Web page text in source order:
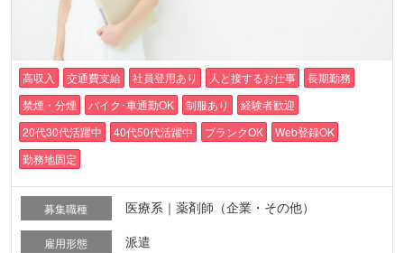
高収入 交通費支給 社員登用あり 人と接するお仕事
長期勤務
禁煙・分煙
バイク･車通勤OK 制服あり
経験者歓迎
20代30代活躍中
40代50代活躍中 ブランクOK
Web登録OK
勤務地固定
募集職種 医療系｜薬剤師（企業・その他）
雇用形態 派遣